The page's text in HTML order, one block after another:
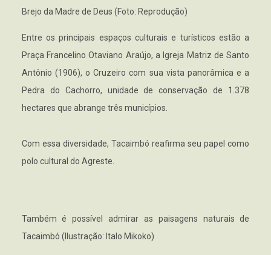
Brejo da Madre de Deus (Foto: Reprodução)
Entre os principais espaços culturais e turísticos estão a
Praça Francelino Otaviano Araújo, a Igreja Matriz de Santo
Antônio (1906), o Cruzeiro com sua vista panorâmica e a
Pedra do Cachorro, unidade de conservação de 1.378
hectares que abrange três municípios.
Com essa diversidade, Tacaimbó reafirma seu papel como
polo cultural do Agreste.
Também é possível admirar as paisagens naturais de
Tacaimbó (Ilustração: Italo Mikoko)